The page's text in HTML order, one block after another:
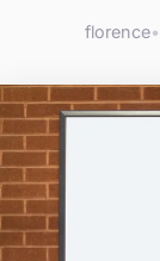
florence•